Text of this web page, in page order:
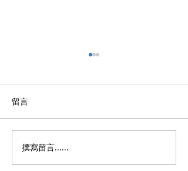
第六輪 | 💈髮型屋及理髮店
💈 | 防疫抗疫基金 | 已開始
留言
撰寫留言......